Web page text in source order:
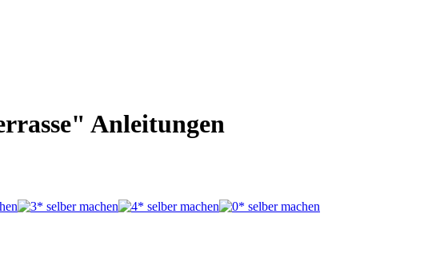
Anleitungen